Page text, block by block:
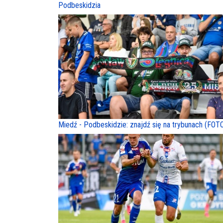
Podbeskidzia
Miedź - Podbeskidzie: znajdź się na trybunach